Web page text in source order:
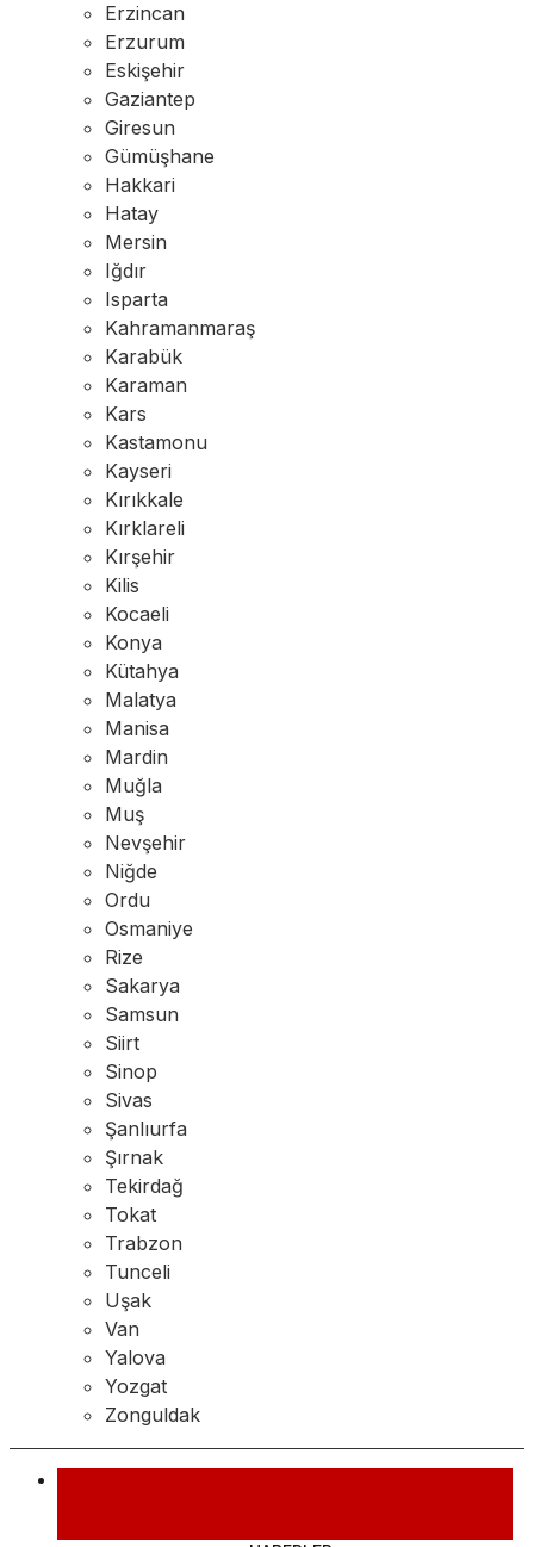
Erzincan
Erzurum
Eskişehir
Gaziantep
Giresun
Gümüşhane
Hakkari
Hatay
Mersin
Iğdır
Isparta
Kahramanmaraş
Karabük
Karaman
Kars
Kastamonu
Kayseri
Kırıkkale
Kırklareli
Kırşehir
Kilis
Kocaeli
Konya
Kütahya
Malatya
Manisa
Mardin
Muğla
Muş
Nevşehir
Niğde
Ordu
Osmaniye
Rize
Sakarya
Samsun
Siirt
Sinop
Sivas
Şanlıurfa
Şırnak
Tekirdağ
Tokat
Trabzon
Tunceli
Uşak
Van
Yalova
Yozgat
Zonguldak